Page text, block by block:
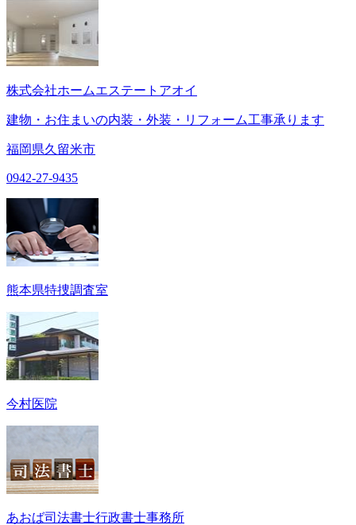
株式会社ホームエステートアオイ
建物・お住まいの内装・外装・リフォーム工事承ります
福岡県久留米市
0942-27-9435
熊本県特捜調査室
今村医院
あおば司法書士行政書士事務所